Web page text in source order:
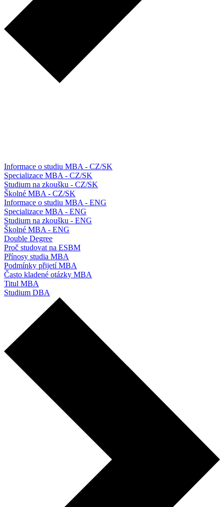
Informace o studiu MBA - CZ/SK
Specializace MBA - CZ/SK
Studium na zkoušku - CZ/SK
Školné MBA - CZ/SK
Informace o studiu MBA - ENG
Specializace MBA - ENG
Studium na zkoušku - ENG
Školné MBA - ENG
Double Degree
Proč studovat na ESBM
Přínosy studia MBA
Podmínky přijetí MBA
Často kladené otázky MBA
Titul MBA
Studium DBA